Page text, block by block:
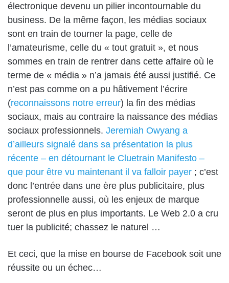
électronique devenu un pilier incontournable du
business. De la même façon, les médias sociaux
sont en train de tourner la page, celle de
l’amateurisme, celle du « tout gratuit », et nous
sommes en train de rentrer dans cette affaire où le
terme de « média » n’a jamais été aussi justifié. Ce
n’est pas comme on a pu hâtivement l’écrire
(reconnaissons notre erreur) la fin des médias
sociaux, mais au contraire la naissance des médias
sociaux professionnels. Jeremiah Owyang a
d’ailleurs signalé dans sa présentation la plus
récente – en détournant le Cluetrain Manifesto –
que pour être vu maintenant il va falloir payer ; c’est
donc l’entrée dans une ère plus publicitaire, plus
professionnelle aussi, où les enjeux de marque
seront de plus en plus importants. Le Web 2.0 a cru
tuer la publicité; chassez le naturel …
Et ceci, que la mise en bourse de Facebook soit une
réussite ou un échec…